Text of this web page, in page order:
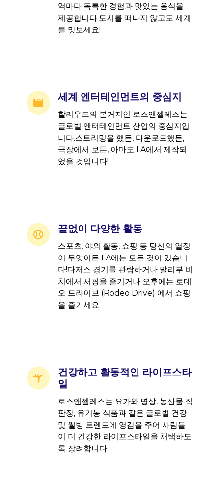
역마다 독특한 경험과 맛있는 음식을
제공합니다.도시를 떠나지 않고도 세계
를 맛보세요!
세계 엔터테인먼트의 중심지
할리우드의 본거지인 로스앤젤레스는
글로벌 엔터테인먼트 산업의 중심지입
니다.스트리밍을 했든, 다운로드했든,
극장에서 보든, 아마도 LA에서 제작되
었을 것입니다!
끝없이 다양한 활동
스포츠, 야외 활동, 쇼핑 등 당신의 열정
이 무엇이든 LA에는 모든 것이 있습니
다!다저스 경기를 관람하거나 말리부 비
치에서 서핑을 즐기거나 오후에는 로데
오 드라이브 (Rodeo Drive) 에서 쇼핑
을 즐기세요.
건강하고 활동적인 라이프스타
일
로스앤젤레스는 요가와 명상, 농산물 직
판장, 유기농 식품과 같은 글로벌 건강
및 웰빙 트렌드에 영감을 주어 사람들
이 더 건강한 라이프스타일을 채택하도
록 장려합니다.